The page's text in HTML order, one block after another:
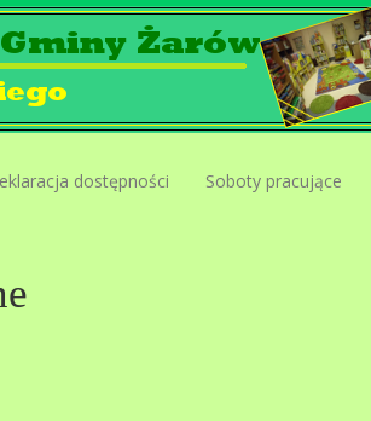
dostępności Soboty pracujące